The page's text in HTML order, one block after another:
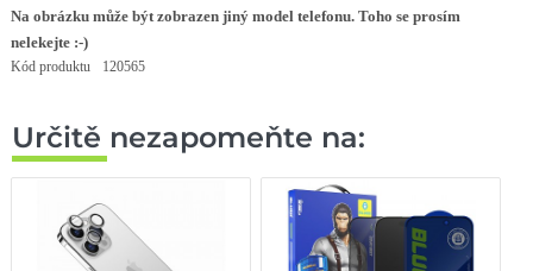
Na obrázku může být zobrazen jiný model telefonu. Toho se prosím
nelekejte :-)
Kód produktu 120565
Určitě nezapomeňte na: